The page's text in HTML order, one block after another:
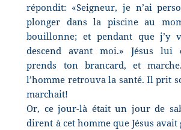
répondit: «Seigneur, je n’ai
plonger dans la piscine au
bouillonne; et pendant que j’y
descend avant moi.» Jésus lui
prends ton brancard, et
l’homme retrouva la santé. Il prit
marchait!
Or, ce jour-là était un jour de
dirent à cet homme que Jésus avait